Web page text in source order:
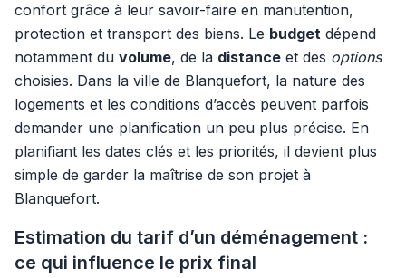
confort grâce à leur savoir-faire en manutention,
protection et transport des biens. Le budget dépend
notamment du volume, de la distance et des options
choisies. Dans la ville de Blanquefort, la nature des
logements et les conditions d’accès peuvent parfois
demander une planification un peu plus précise. En
planifiant les dates clés et les priorités, il devient plus
simple de garder la maîtrise de son projet à
Blanquefort.
Estimation du tarif d’un déménagement :
ce qui influence le prix final